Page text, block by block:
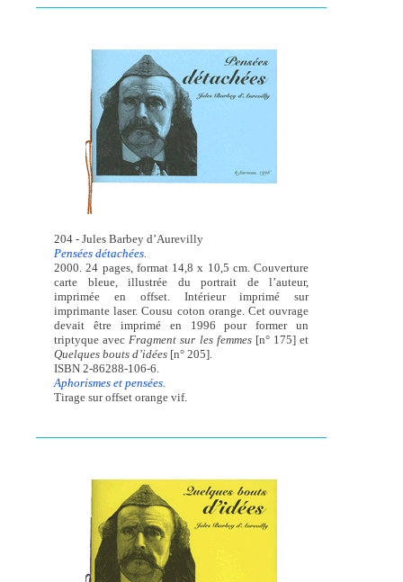
204 - Jules Barbey d’Aurevilly
Pensées détachées.
2000. 24 pages, format 14,8 x 10,5 cm. Couverture
carte bleue, illustrée du portrait de l’auteur,
imprimée en offset. Intérieur imprimé sur
imprimante laser. Cousu coton orange. Cet ouvrage
devait être imprimé en 1996 pour former un
triptyque avecFragment sur les femmes[n° 175] et
Quelques bouts d’idées[n° 205].
ISBN 2-86288-106-6.
Aphorismes et pensées.
Tirage sur offset orange vif.